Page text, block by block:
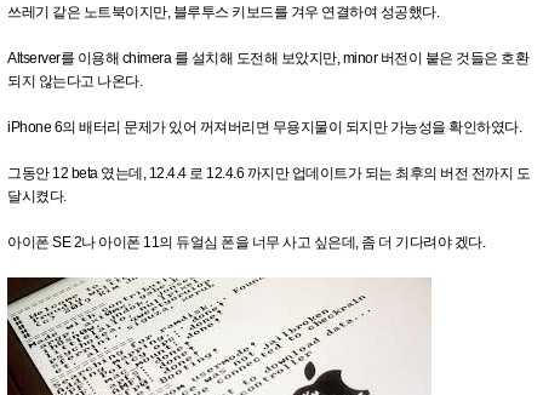
쓰레기 같은 노트북이지만, 블루투스 키보드를 겨우 연결하여 성공했다.
Altserver를 이용해 chimera 를 설치해 도전해 보았지만, minor 버전이 붙은 것들은 호환
되지 않는다고 나온다.
iPhone 6의 배터리 문제가 있어 꺼져버리면 무용지물이 되지만 가능성을 확인하였다.
그동안 12 beta 였는데, 12.4.4 로 12.4.6 까지만 업데이트가 되는 최후의 버전 전까지 도
달시켰다.
아이폰 SE 2나 아이폰 11의 듀얼심 폰을 너무 사고 싶은데, 좀 더 기다려야 겠다.